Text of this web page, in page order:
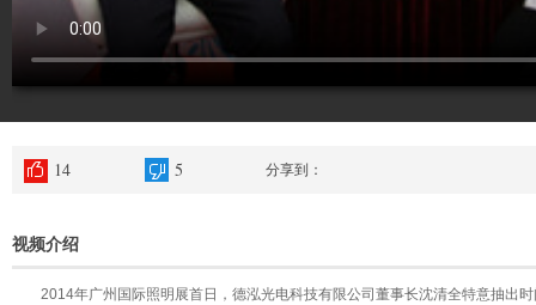
14 5 分享到：
视频介绍
2014年广州国际照明展首日，德泓光电科技有限公司董事长沈清全特意抽出时